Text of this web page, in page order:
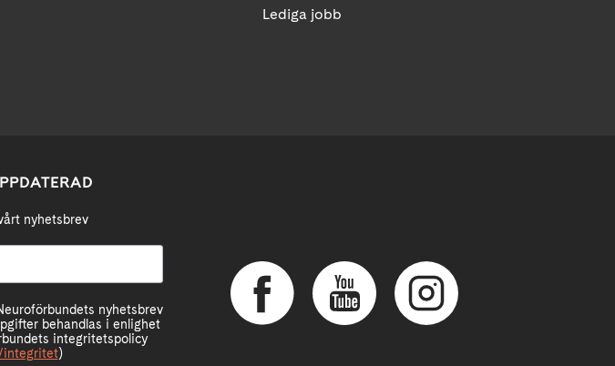
Lediga jobb
nyhetsbrev
nyhetsbrev
behandlas i enlighet
integritetspolicy
integritet)